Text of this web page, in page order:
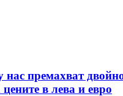
премахват
в лева и евро